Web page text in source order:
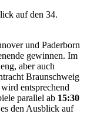
und Paderborn
gewinnen. Im
aber auch
Braunschweig
entsprechend
parallel ab 15:30
den Ausblick auf